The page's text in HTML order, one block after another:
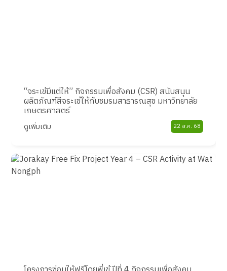
“จระเข้มีแต่ให้” กิจกรรมเพื่อสังคม (CSR) สนับสนุน
ผลิตภัณฑ์สีจระเข้ให้กับชมรมสาธารณสุข มหาวิทยาลัย
เกษตรศาสตร์
ดูเพิ่มเติม 22 ส.ค. 68